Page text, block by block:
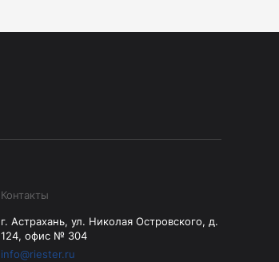
Контакты
г. Астрахань, ул. Николая Островского, д.
124, офис № 304
info@riester.ru